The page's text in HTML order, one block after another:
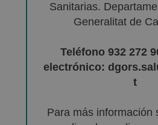
Sanitarias.
Generalitat de
Teléfono 932 272
electrónico:
t
Para más información